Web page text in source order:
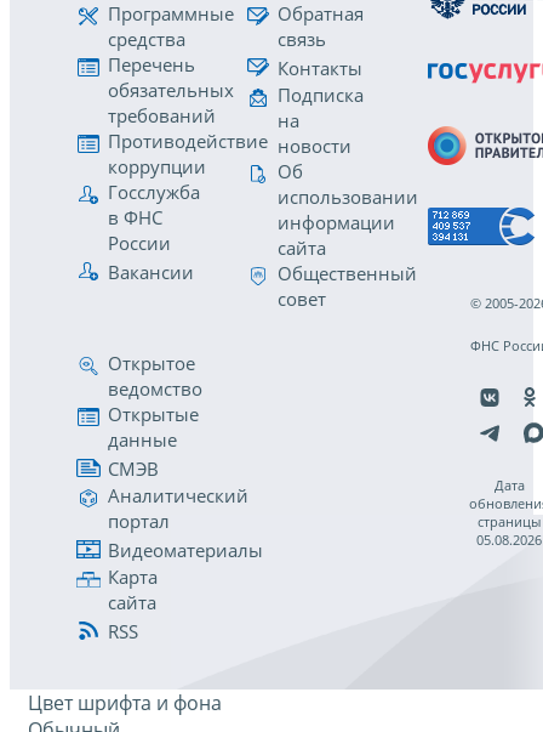
Программные
средства
Перечень
обязательных
требований
Противодействие
коррупции
Госслужба
в ФНС
России
Вакансии
Обратная
связь
Контакты
Подписка
на
новости
Об
использовании
информации
сайта
Общественный
совет
Открытое
ведомство
Открытые
данные
СМЭВ
Аналитический
портал
Видеоматериалы
Карта
сайта
RSS
© 2005-
ФНС
Дата
страницы
05.08.2026
Цвет шрифта и фона